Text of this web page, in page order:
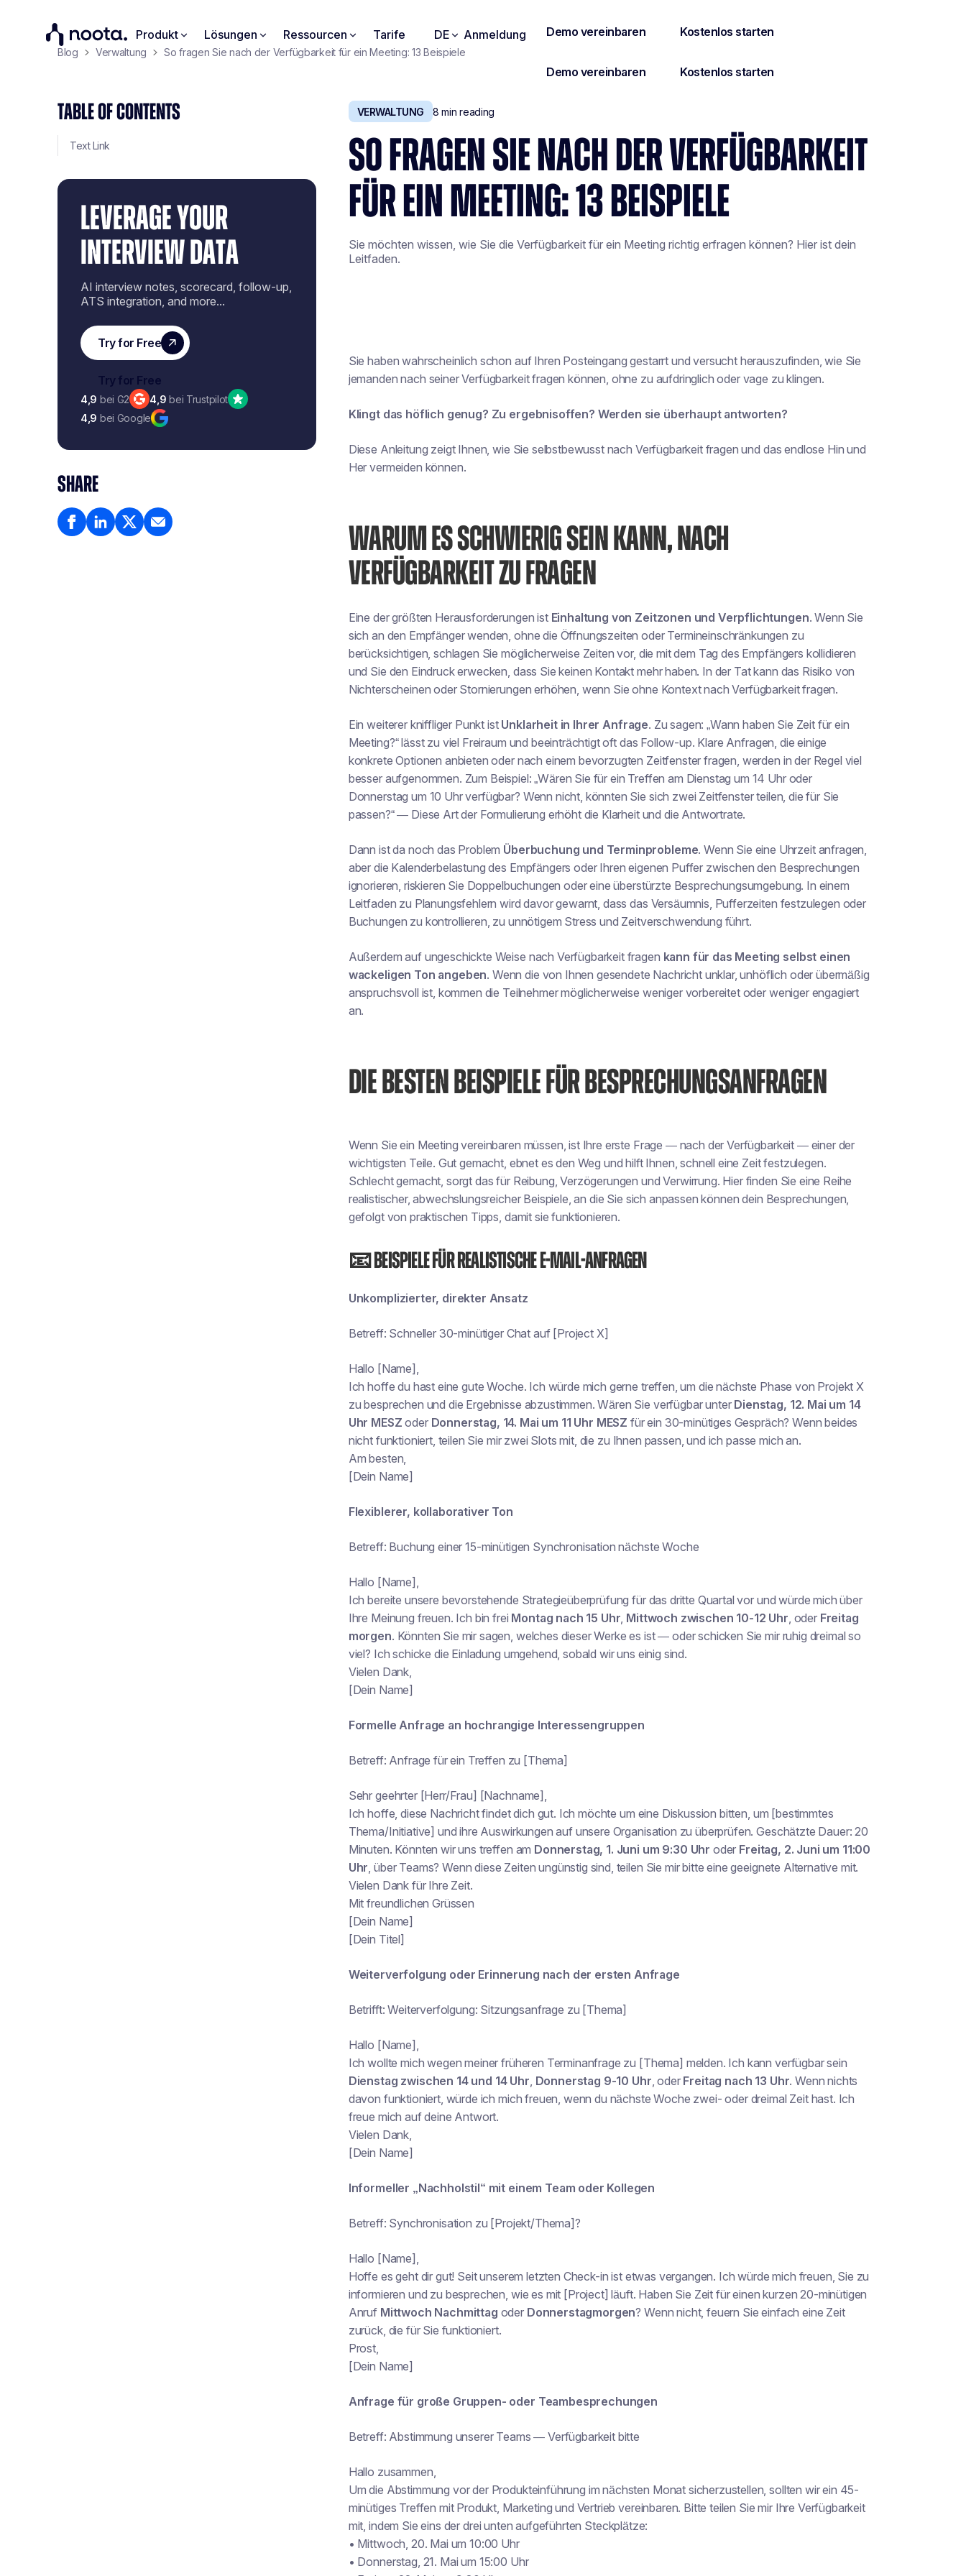
Produkt Lösungen Ressourcen Tarife DE Anmeldung
Blog Verwaltung So fragen Sie nach der Verfügbarkeit für ein Meeting: 13 Beispiele
TABLE OF CONTENTS
Text Link
LEVERAGE YOUR
INTERVIEW DATA
AI interview notes, scorecard, follow-up,
ATS integration, and more...
4,9 bei G2 4,9 bei Trustpilot
4,9 bei Google
SHARE
VERWALTUNG 8 min reading
SO FRAGEN SIE NACH DER VERFÜGBARKEIT
FÜR EIN MEETING: 13 BEISPIELE
Sie möchten wissen, wie Sie die Verfügbarkeit für ein Meeting richtig erfragen können? Hier ist dein
Leitfaden.
Sie haben wahrscheinlich schon auf Ihren Posteingang gestarrt und versucht herauszufinden, wie Sie
jemanden nach seiner Verfügbarkeit fragen können, ohne zu aufdringlich oder vage zu klingen.
Klingt das höflich genug? Zu ergebnisoffen? Werden sie überhaupt antworten?
Diese Anleitung zeigt Ihnen, wie Sie selbstbewusst nach Verfügbarkeit fragen und das endlose Hin und
Her vermeiden können.
WARUM ES SCHWIERIG SEIN KANN, NACH
VERFÜGBARKEIT ZU FRAGEN
Eine der größten Herausforderungen ist Einhaltung von Zeitzonen und Verpflichtungen. Wenn Sie
sich an den Empfänger wenden, ohne die Öffnungszeiten oder Termineinschränkungen zu
berücksichtigen, schlagen Sie möglicherweise Zeiten vor, die mit dem Tag des Empfängers kollidieren
und Sie den Eindruck erwecken, dass Sie keinen Kontakt mehr haben. In der Tat kann das Risiko von
Nichterscheinen oder Stornierungen erhöhen, wenn Sie ohne Kontext nach Verfügbarkeit fragen.
Ein weiterer kniffliger Punkt ist Unklarheit in Ihrer Anfrage. Zu sagen: „Wann haben Sie Zeit für ein
Meeting?“ lässt zu viel Freiraum und beeinträchtigt oft das Follow-up. Klare Anfragen, die einige
konkrete Optionen anbieten oder nach einem bevorzugten Zeitfenster fragen, werden in der Regel viel
besser aufgenommen. Zum Beispiel: „Wären Sie für ein Treffen am Dienstag um 14 Uhr oder
Donnerstag um 10 Uhr verfügbar? Wenn nicht, könnten Sie sich zwei Zeitfenster teilen, die für Sie
passen?“ — Diese Art der Formulierung erhöht die Klarheit und die Antwortrate.
Dann ist da noch das Problem Überbuchung und Terminprobleme. Wenn Sie eine Uhrzeit anfragen,
aber die Kalenderbelastung des Empfängers oder Ihren eigenen Puffer zwischen den Besprechungen
ignorieren, riskieren Sie Doppelbuchungen oder eine überstürzte Besprechungsumgebung. In einem
Leitfaden zu Planungsfehlern wird davor gewarnt, dass das Versäumnis, Pufferzeiten festzulegen oder
Buchungen zu kontrollieren, zu unnötigem Stress und Zeitverschwendung führt.
Außerdem auf ungeschickte Weise nach Verfügbarkeit fragen kann für das Meeting selbst einen
wackeligen Ton angeben. Wenn die von Ihnen gesendete Nachricht unklar, unhöflich oder übermäßig
anspruchsvoll ist, kommen die Teilnehmer möglicherweise weniger vorbereitet oder weniger engagiert
an.
DIE BESTEN BEISPIELE FÜR BESPRECHUNGSANFRAGEN
Wenn Sie ein Meeting vereinbaren müssen, ist Ihre erste Frage — nach der Verfügbarkeit — einer der
wichtigsten Teile. Gut gemacht, ebnet es den Weg und hilft Ihnen, schnell eine Zeit festzulegen.
Schlecht gemacht, sorgt das für Reibung, Verzögerungen und Verwirrung. Hier finden Sie eine Reihe
realistischer, abwechslungsreicher Beispiele, an die Sie sich anpassen könnendein Besprechungen,
gefolgt von praktischen Tipps, damit sie funktionieren.
📧 Beispiele für realistische E-Mail-Anfragen
Unkomplizierter, direkter Ansatz
Betreff: Schneller 30-minütiger Chat auf [Project X]
Hallo [Name],
Ich hoffe du hast eine gute Woche. Ich würde mich gerne treffen, um die nächste Phase von Projekt X
zu besprechen und die Ergebnisse abzustimmen. Wären Sie verfügbar unter Dienstag, 12. Mai um 14
Uhr MESZ oder Donnerstag, 14. Mai um 11 Uhr MESZ für ein 30-minütiges Gespräch? Wenn beides
nicht funktioniert, teilen Sie mir zwei Slots mit, die zu Ihnen passen, und ich passe mich an.
Am besten,
[Dein Name]
Flexiblerer, kollaborativer Ton
Betreff: Buchung einer 15-minütigen Synchronisation nächste Woche
Hallo [Name],
Ich bereite unsere bevorstehende Strategieüberprüfung für das dritte Quartal vor und würde mich über
Ihre Meinung freuen. Ich bin frei Montag nach 15 Uhr, Mittwoch zwischen 10-12 Uhr, oder Freitag
morgen. Könnten Sie mir sagen, welches dieser Werke es ist — oder schicken Sie mir ruhig dreimal so
viel? Ich schicke die Einladung umgehend, sobald wir uns einig sind.
Vielen Dank,
[Dein Name]
Formelle Anfrage an hochrangige Interessengruppen
Betreff: Anfrage für ein Treffen zu [Thema]
Sehr geehrter [Herr/Frau] [Nachname],
Ich hoffe, diese Nachricht findet dich gut. Ich möchte um eine Diskussion bitten, um [bestimmtes
Thema/Initiative] und ihre Auswirkungen auf unsere Organisation zu überprüfen. Geschätzte Dauer: 20
Minuten. Könnten wir uns treffen am Donnerstag, 1. Juni um 9:30 Uhr oder Freitag, 2. Juni um 11:00
Uhr, über Teams? Wenn diese Zeiten ungünstig sind, teilen Sie mir bitte eine geeignete Alternative mit.
Vielen Dank für Ihre Zeit.
Mit freundlichen Grüssen
[Dein Name]
[Dein Titel]
Weiterverfolgung oder Erinnerung nach der ersten Anfrage
Betrifft: Weiterverfolgung: Sitzungsanfrage zu [Thema]
Hallo [Name],
Ich wollte mich wegen meiner früheren Terminanfrage zu [Thema] melden. Ich kann verfügbar sein
Dienstag zwischen 14 und 14 Uhr, Donnerstag 9-10 Uhr, oder Freitag nach 13 Uhr. Wenn nichts
davon funktioniert, würde ich mich freuen, wenn du nächste Woche zwei- oder dreimal Zeit hast. Ich
freue mich auf deine Antwort.
Vielen Dank,
[Dein Name]
Informeller „Nachholstil“ mit einem Team oder Kollegen
Betreff: Synchronisation zu [Projekt/Thema]?
Hallo [Name],
Hoffe es geht dir gut! Seit unserem letzten Check-in ist etwas vergangen. Ich würde mich freuen, Sie zu
informieren und zu besprechen, wie es mit [Project] läuft. Haben Sie Zeit für einen kurzen 20-minütigen
Anruf Mittwoch Nachmittag oder Donnerstagmorgen? Wenn nicht, feuern Sie einfach eine Zeit
zurück, die für Sie funktioniert.
Prost,
[Dein Name]
Anfrage für große Gruppen- oder Teambesprechungen
Betreff: Abstimmung unserer Teams — Verfügbarkeit bitte
Hallo zusammen,
Um die Abstimmung vor der Produkteinführung im nächsten Monat sicherzustellen, sollten wir ein 45-
minütiges Treffen mit Produkt, Marketing und Vertrieb vereinbaren. Bitte teilen Sie mir Ihre Verfügbarkeit
mit, indem Sieeins der drei unten aufgeführten Steckplätze:
• Mittwoch, 20. Mai um 10:00 Uhr
• Donnerstag, 21. Mai um 15:00 Uhr